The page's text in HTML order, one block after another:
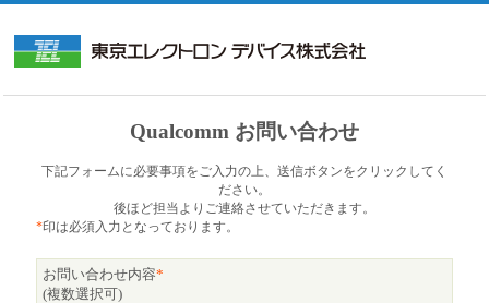
Qualcomm お問い合わせ
下記フォームに必要事項をご入力の上、送信ボタンをクリックしてく
ださい。
後ほど担当よりご連絡させていただきます。
*印は必須入力となっております。
お問い合わせ内容*
(複数選択可)